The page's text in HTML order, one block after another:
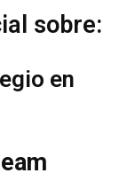
sobre:
en